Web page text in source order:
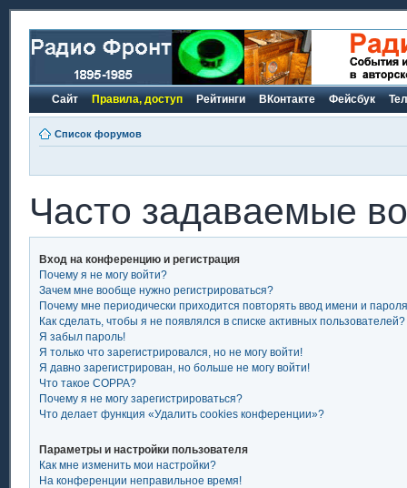
Сайт Правила, доступ Рейтинги ВКонтакте Фейсбук
Список форумов
Часто задаваемые
Вход на конференцию и регистрация
Почему я не могу войти?
Зачем мне вообще нужно регистрироваться?
Почему мне периодически приходится повторять ввод имени и
Как сделать, чтобы я не появлялся в списке активных пользователей?
Я забыл пароль!
Я только что зарегистрировался, но не могу войти!
Я давно зарегистрирован, но больше не могу войти!
Что такое COPPA?
Почему я не могу зарегистрироваться?
Что делает функция «Удалить cookies конференции»?
Параметры и настройки пользователя
Как мне изменить мои настройки?
На конференции неправильное время!